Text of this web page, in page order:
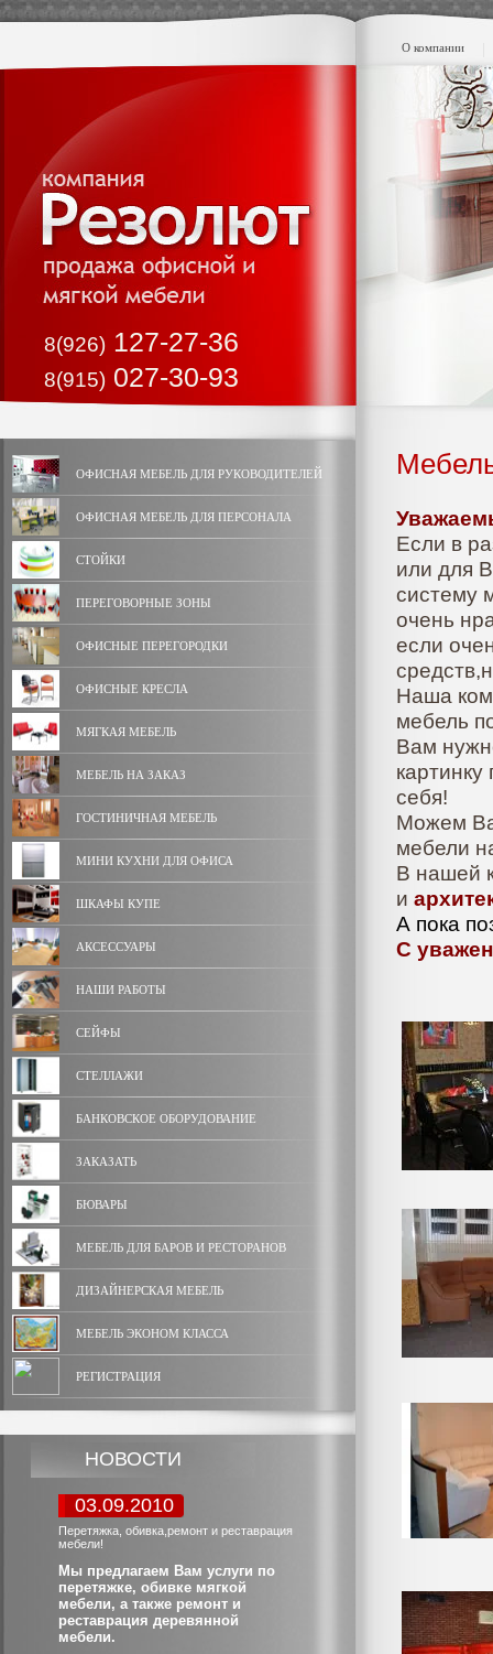
8(926) 127-27-36
8(915) 027-30-93
О компании
ОФИСНАЯ МЕБЕЛЬ ДЛЯ РУКОВОДИТЕЛЕЙ
ОФИСНАЯ МЕБЕЛЬ ДЛЯ ПЕРСОНАЛА
СТОЙКИ
ПЕРЕГОВОРНЫЕ ЗОНЫ
ОФИСНЫЕ ПЕРЕГОРОДКИ
ОФИСНЫЕ КРЕСЛА
МЯГКАЯ МЕБЕЛЬ
МЕБЕЛЬ НА ЗАКАЗ
ГОСТИНИЧНАЯ МЕБЕЛЬ
МИНИ КУХНИ ДЛЯ ОФИСА
ШКАФЫ КУПЕ
АКСЕССУАРЫ
НАШИ РАБОТЫ
СЕЙФЫ
СТЕЛЛАЖИ
БАНКОВСКОЕ ОБОРУДОВАНИЕ
ЗАКАЗАТЬ
БЮВАРЫ
МЕБЕЛЬ ДЛЯ БАРОВ И РЕСТОРАНОВ
ДИЗАЙНЕРСКАЯ МЕБЕЛЬ
МЕБЕЛЬ ЭКОНОМ КЛАССА
РЕГИСТРАЦИЯ
НОВОСТИ
03.09.2010
Перетяжка, обивка,ремонт и реставрация
мебели!
Мы предлагаем Вам услуги по
перетяжке, обивке мягкой
мебели, а также ремонт и
реставрация деревянной
мебели.
Если в
или для
систему
очень
если
Наша
мебель
Вам
себя!
Можем
мебели
В нашей
и
А пока
С